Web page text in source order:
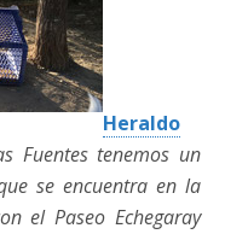
Heraldo
Fuentes tenemos un
se encuentra en la
el Paseo Echegaray